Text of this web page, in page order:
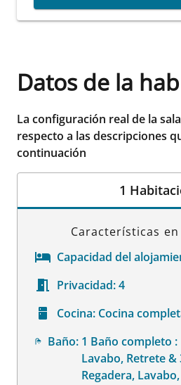
Datos de la
La configuración real de la
respecto a las descripciones
continuación
1
Características
Capacidad del
Privacidad:4
Cocina: Cocina
Baño: 1 Baño completo :
Lavabo, Retrete &
Regadera,